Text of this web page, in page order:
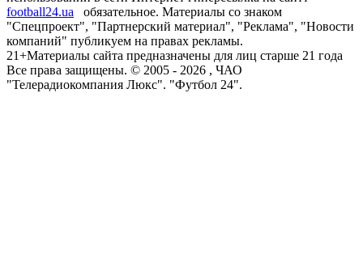
football24.ua
обязательное. Материалы со знаком
"Спецпроект", "Партнерский материал", "Реклама", "Новости
компаний" публикуем на правах рекламы.
21+Материалы сайта предназначены для лиц старше 21 года
Все права защищены. © 2005 - 2026 , ЧАО
"Телерадиокомпания Люкс". "Футбол 24".